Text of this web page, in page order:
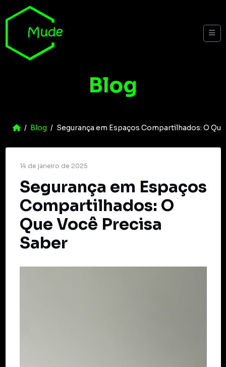
Skip to content
Blog
Home
Blog Segurança em Espaços Compartilhados: O
14 de janeiro de 2025
Segurança em Espaços
Compartilhados: O
Que Você Precisa
Saber